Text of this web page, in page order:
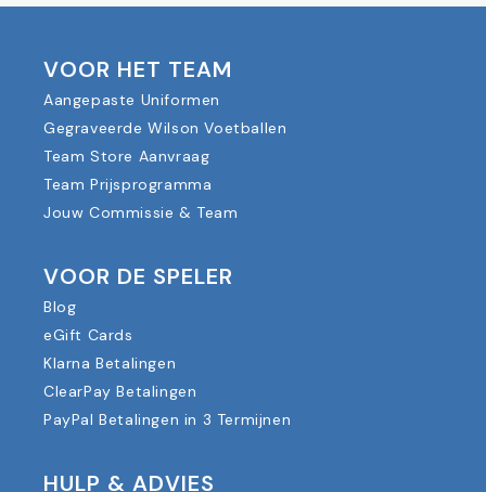
VOOR HET TEAM
Aangepaste Uniformen
Gegraveerde Wilson Voetballen
Team Store Aanvraag
Team Prijsprogramma
Jouw Commissie & Team
VOOR DE SPELER
Blog
eGift Cards
Klarna Betalingen
ClearPay Betalingen
PayPal Betalingen in 3 Termijnen
HULP & ADVIES